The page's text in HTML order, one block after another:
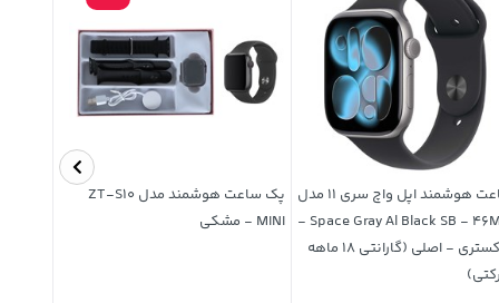
ساعت هوشمند اپل واچ سری 11 مدل
Space Gray Al Black SB - 46MM -
خاکستری - اصلی (گارانتی 18 ماهه
پک ساعت هوشمند مدل ZT-S10
MINI - مشکی